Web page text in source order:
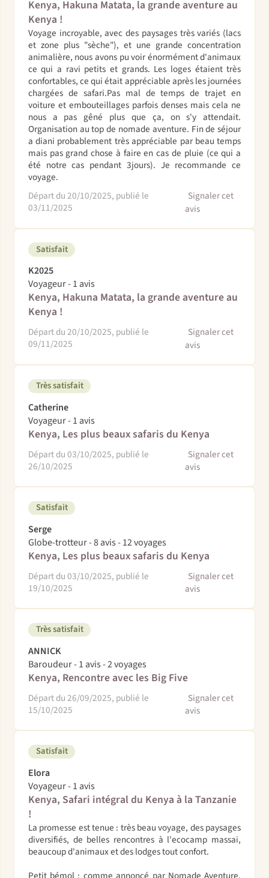
Kenya, Hakuna Matata, la grande aventure au
Kenya !
Voyage incroyable, avec des paysages très variés (lacs
et zone plus "sèche"), et une grande concentration
animalière, nous avons pu voir énormément d'animaux
ce qui a ravi petits et grands. Les loges étaient très
confortables, ce qui était appréciable après les journées
chargées de safari.Pas mal de temps de trajet en
voiture et embouteillages parfois denses mais cela ne
nous a pas gêné plus que ça, on s'y attendait.
Organisation au top de nomade aventure. Fin de séjour
a diani probablement très appréciable par beau temps
mais pas grand chose à faire en cas de pluie (ce qui a
été notre cas pendant 3jours). Je recommande ce
voyage.
Départ du 20/10/2025, publié le
03/11/2025
Signaler cet
avis
Satisfait
K2025
Voyageur - 1 avis
Kenya, Hakuna Matata, la grande aventure au
Kenya !
Départ du 20/10/2025, publié le
09/11/2025
Signaler cet
avis
Très satisfait
Catherine
Voyageur - 1 avis
Kenya, Les plus beaux safaris du Kenya
Départ du 03/10/2025, publié le
26/10/2025
Signaler cet
avis
Satisfait
Serge
Globe-trotteur - 8 avis - 12 voyages
Kenya, Les plus beaux safaris du Kenya
Départ du 03/10/2025, publié le
19/10/2025
Signaler cet
avis
Très satisfait
ANNICK
Baroudeur - 1 avis - 2 voyages
Kenya, Rencontre avec les Big Five
Départ du 26/09/2025, publié le
15/10/2025
Signaler cet
avis
Satisfait
Elora
Voyageur - 1 avis
Kenya, Safari intégral du Kenya à la Tanzanie
!
La promesse est tenue : très beau voyage, des paysages
diversifiés, de belles rencontres à l'ecocamp massai,
beaucoup d'animaux et des lodges tout confort.